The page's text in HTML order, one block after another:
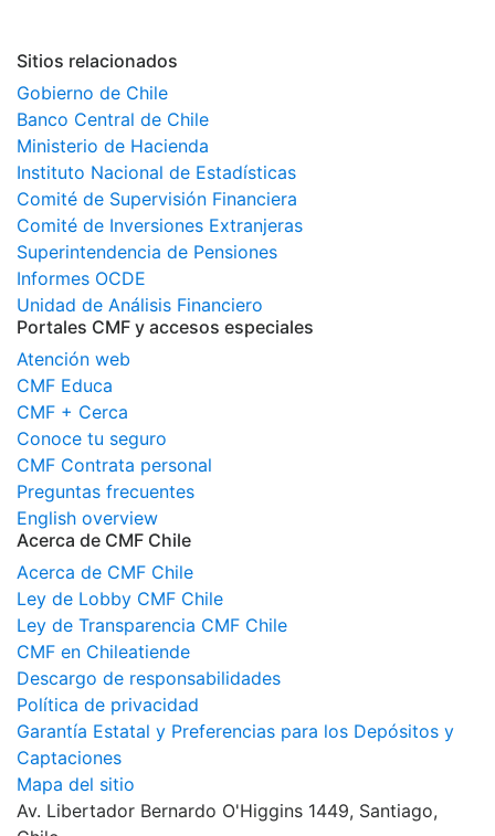
Sitios relacionados
Gobierno de Chile
Banco Central de Chile
Ministerio de Hacienda
Instituto Nacional de Estadísticas
Comité de Supervisión Financiera
Comité de Inversiones Extranjeras
Superintendencia de Pensiones
Informes OCDE
Unidad de Análisis Financiero
Portales CMF y accesos especiales
Atención web
CMF Educa
CMF + Cerca
Conoce tu seguro
CMF Contrata personal
Preguntas frecuentes
English overview
Acerca de CMF Chile
Acerca de CMF Chile
Ley de Lobby CMF Chile
Ley de Transparencia CMF Chile
CMF en Chileatiende
Descargo de responsabilidades
Política de privacidad
Garantía Estatal y Preferencias para los Depósitos y
Captaciones
Mapa del sitio
Av. Libertador Bernardo O'Higgins 1449, Santiago,